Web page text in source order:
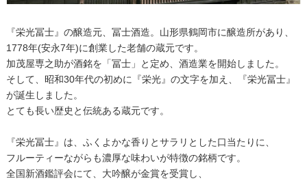
『栄光冨士』の醸造元、冨士酒造。山形県鶴岡市に醸造所があり、
1778年(安永7年)に創業した老舗の蔵元です。
加茂屋専之助が酒銘を「冨士」と定め、酒造業を開始しました。
そして、昭和30年代の初めに『栄光』の文字を加え、『栄光冨士』
が誕生しました。
とても長い歴史と伝統ある蔵元です。
『栄光冨士』は、ふくよかな香りとサラリとした口当たりに、
フルーティーながらも濃厚な味わいが特徴の銘柄です。
全国新酒鑑評会にて、大吟醸が金賞を受賞し、